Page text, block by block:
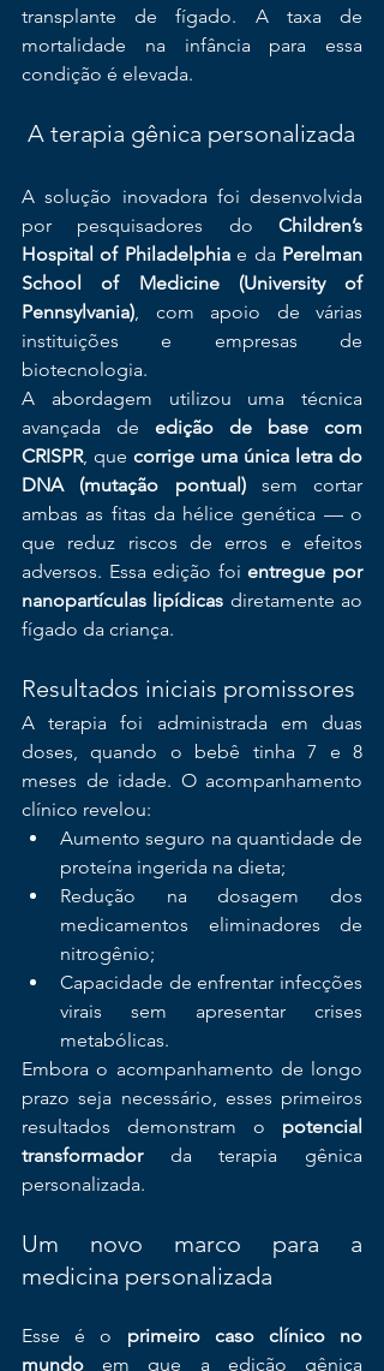
transplante de fígado. A taxa de
mortalidade na infância para essa
condição é elevada.
A terapia gênica personalizada
A solução inovadora foi desenvolvida
por pesquisadores do Children’s
Hospital of Philadelphia e da Perelman
School of Medicine (University of
Pennsylvania), com apoio de várias
instituições e empresas de
biotecnologia.
A abordagem utilizou uma técnica
avançada de edição de base com
CRISPR, que corrige uma única letra do
DNA (mutação pontual) sem cortar
ambas as fitas da hélice genética — o
que reduz riscos de erros e efeitos
adversos. Essa edição foi entregue por
nanopartículas lipídicas diretamente ao
fígado da criança.
Resultados iniciais promissores
A terapia foi administrada em duas
doses, quando o bebê tinha 7 e 8
meses de idade. O acompanhamento
clínico revelou:
Aumento seguro na quantidade de
proteína ingerida na dieta;
Redução na dosagem dos
medicamentos eliminadores de
nitrogênio;
Capacidade de enfrentar infecções
virais sem apresentar crises
metabólicas.
Embora o acompanhamento de longo
prazo seja necessário, esses primeiros
resultados demonstram o potencial
transformador da terapia gênica
personalizada.
Um novo marco para a
medicina personalizada
Esse é o primeiro caso clínico no
mundo em que a edição gênica